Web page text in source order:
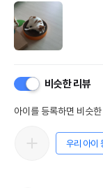
비슷한 리뷰
아이를 등록하면 비슷
우리 아이